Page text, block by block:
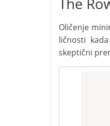
Oličenje
ličnosti
skeptični